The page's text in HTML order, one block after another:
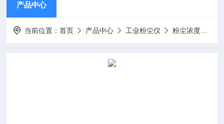
产品中心
当前位置：首页 产品中心 工业粉尘仪 粉尘浓度仪